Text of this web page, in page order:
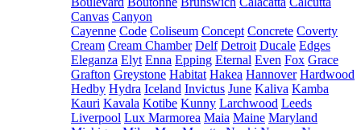
Canvas Canyon
Cayenne Code Coliseum Concept Concrete Coverty
Cream Cream Chamber Delf Detroit Ducale Edges
Eleganza Elyt Enna Epping Eternal Even Fox Grace
Grafton Greystone Habitat Hakea Hannover Hardwood
Hedby Hydra Iceland Invictus June Kaliva Kamba
Kauri Kavala Kotibe Kunny Larchwood Leeds
Liverpool Lux Marmorea Maia Maine Maryland